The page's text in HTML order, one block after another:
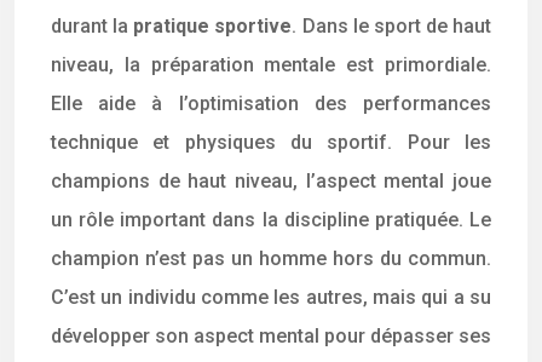
durant la pratique sportive. Dans le sport de haut
niveau, la préparation mentale est primordiale.
Elle aide à l’optimisation des performances
technique et physiques du sportif. Pour les
champions de haut niveau, l’aspect mental joue
un rôle important dans la discipline pratiquée. Le
champion n’est pas un homme hors du commun.
C’est un individu comme les autres, mais qui a su
développer son aspect mental pour dépasser ses